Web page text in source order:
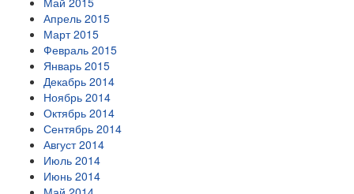
Апрель 2015
Март 2015
Февраль 2015
Январь 2015
Декабрь 2014
Ноябрь 2014
Октябрь 2014
Сентябрь 2014
Август 2014
Июль 2014
Июнь 2014